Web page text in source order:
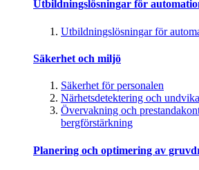
Utbildningslösningar för
Utbildningslösningar för
Säkerhet och miljö
Säkerhet för personalen
Närhetsdetektering och
Övervakning och
bergförstärkning
Planering och optimering av